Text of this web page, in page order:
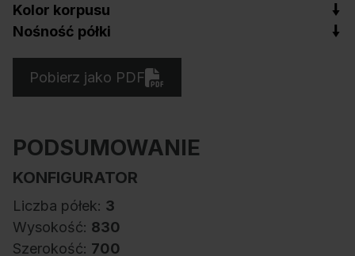
Kolor korpusu
Nośność półki
Pobierz jako PDF
PODSUMOWANIE
KONFIGURATOR
Liczba półek: 3
Wysokość: 830
Szerokość: 700